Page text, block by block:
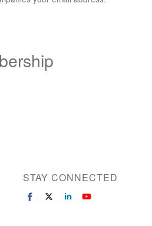
STAY CONNECTED